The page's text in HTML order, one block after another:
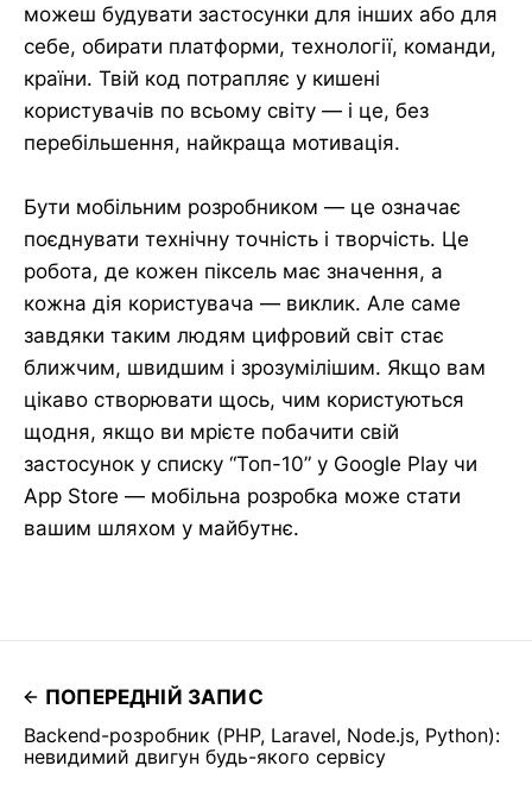
можеш будувати застосунки для інших або для
себе, обирати платформи, технології, команди,
країни. Твій код потрапляє у кишені
користувачів по всьому світу — і це, без
перебільшення, найкраща мотивація.
Бути мобільним розробником — це означає
поєднувати технічну точність і творчість. Це
робота, де кожен піксель має значення, а
кожна дія користувача — виклик. Але саме
завдяки таким людям цифровий світ стає
ближчим, швидшим і зрозумілішим. Якщо вам
цікаво створювати щось, чим користуються
щодня, якщо ви мрієте побачити свій
застосунок у списку “Топ-10” у Google Play чи
App Store — мобільна розробка може стати
вашим шляхом у майбутнє.
ПОПЕРЕДНІЙ ЗАПИС
Backend-розробник (PHP, Laravel, Node.js, Python):
невидимий двигун будь-якого сервісу